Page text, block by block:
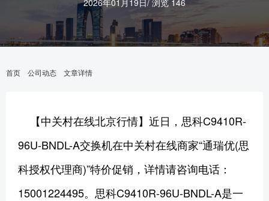
2026年01月19日/ 浏览 146
首页 公司动态 文章详情
【中关村在线北京行情】近日，思科C9410R-
96U-BNDL-A交换机在中关村在线商家“通瑞优(思
科授权代理商)”特价促销，详情请咨询电话：
15001224495。思科C9410R-96U-BNDL-A是一